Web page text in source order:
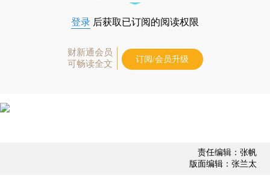
登录 后获取已订阅的阅读权限
财新通会员
可畅读全文
订阅/会员升级
责任编辑：张帆
版面编辑：张兰太